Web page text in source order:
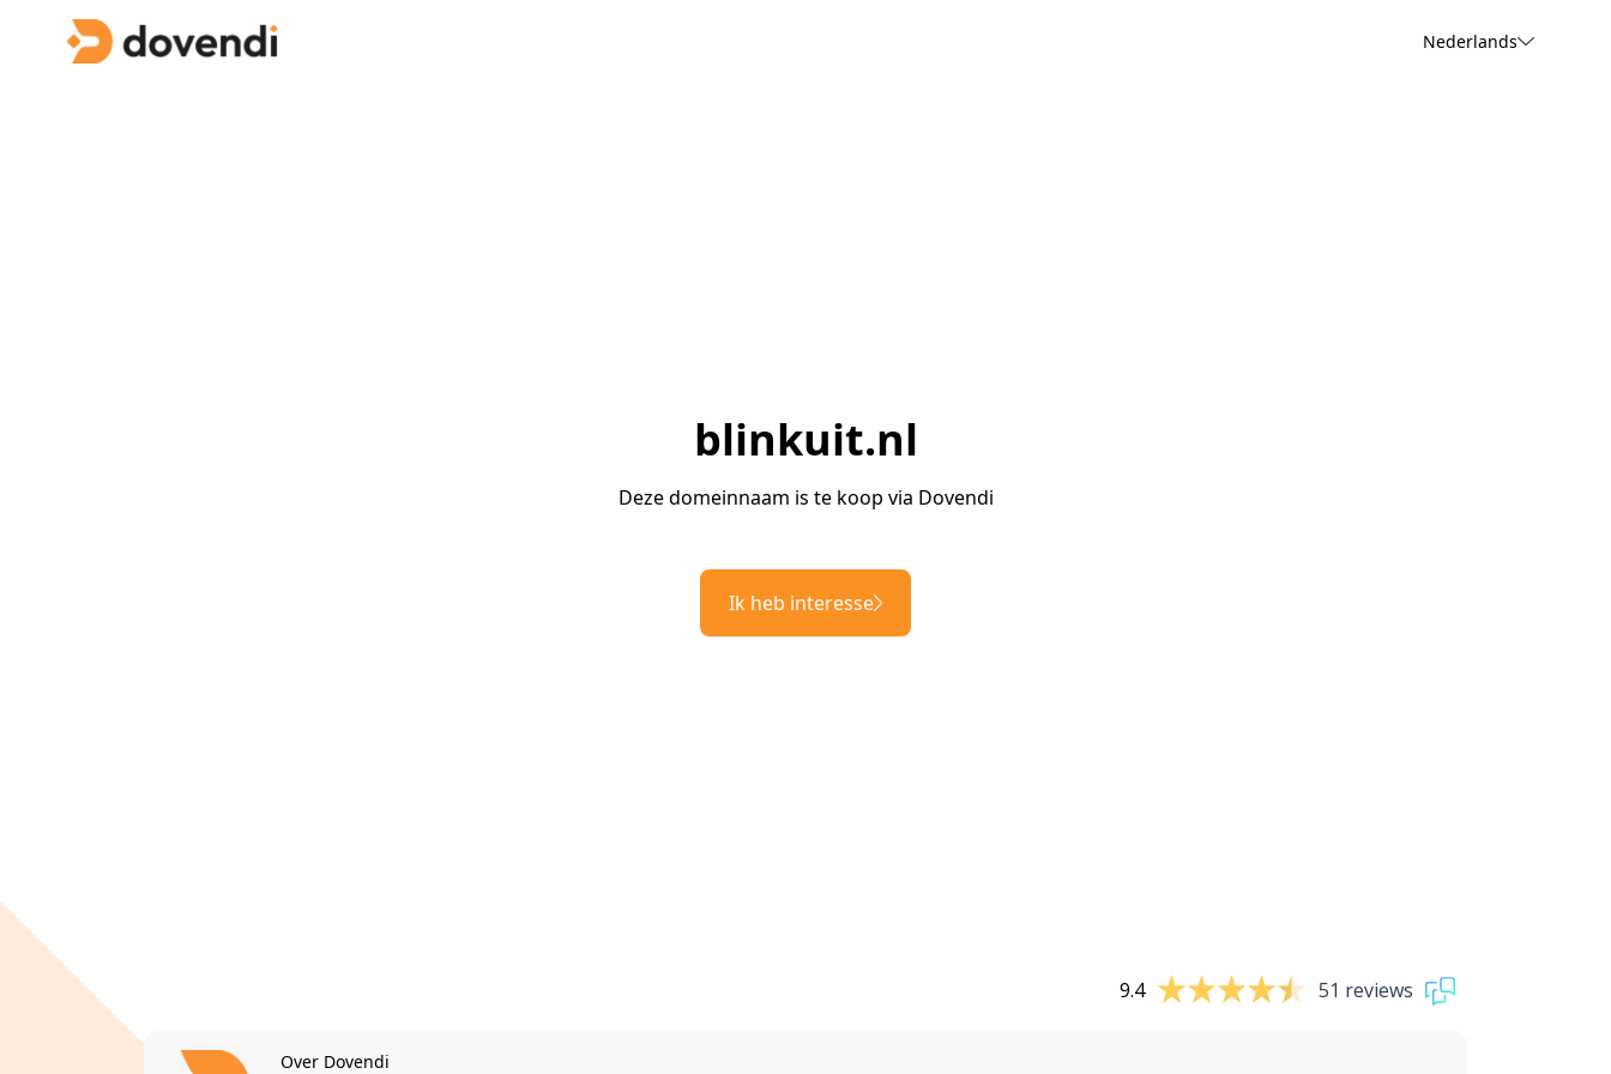
Nederlands
blinkuit.nl
Deze domeinnaam is te koop via Dovendi
Ik heb interesse
9.4 51 reviews
Over Dovendi